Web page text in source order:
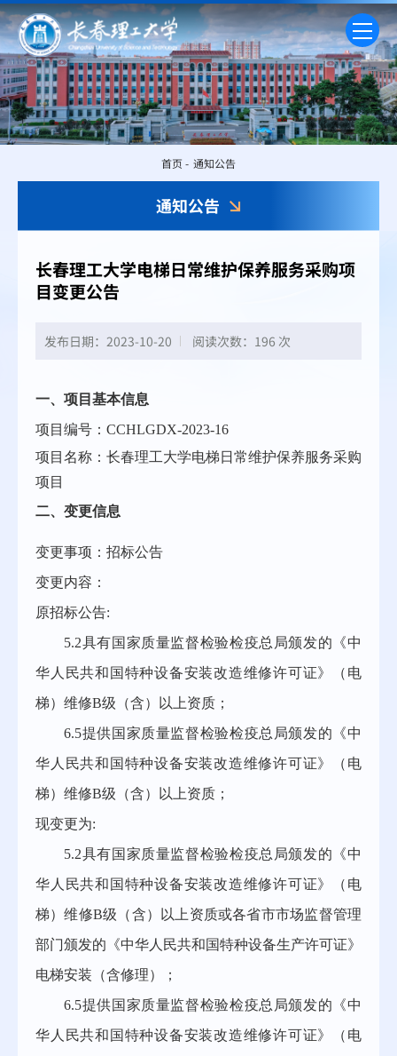
通知公告
首页 - 通知公告
长春理工大学电梯日常维护保养服务采购项
目变更公告
发布日期：2023-10-20 阅读次数： 196 次
一、项目基本信息
项目编号： CCHLGDX-2023-16
项目名称：长春理工大学电梯日常维护保养服务采购
项目
二、变更信息
变更事项：招标公告
变更内容：
原招标公告:
5.2具有国家质量监督检验检疫总局颁发的《中
华人民共和国特种设备安装改造维修许可证》（电
梯）维修B级（含）以上资质；
6.5提供国家质量监督检验检疫总局颁发的《中
华人民共和国特种设备安装改造维修许可证》（电
梯）维修B级（含）以上资质 ；
现变更为:
5.2具有国家质量监督检验检疫总局颁发的《中
华人民共和国特种设备安装改造维修许可证》（电
梯）维修B级（含）以上资质或各省市市场监督管理
部门颁发的《中华人民共和国特种设备生产许可证》
电梯安装（含修理）；
6.5提供国家质量监督检验检疫总局颁发的《中
华人民共和国特种设备安装改造维修许可证》（电